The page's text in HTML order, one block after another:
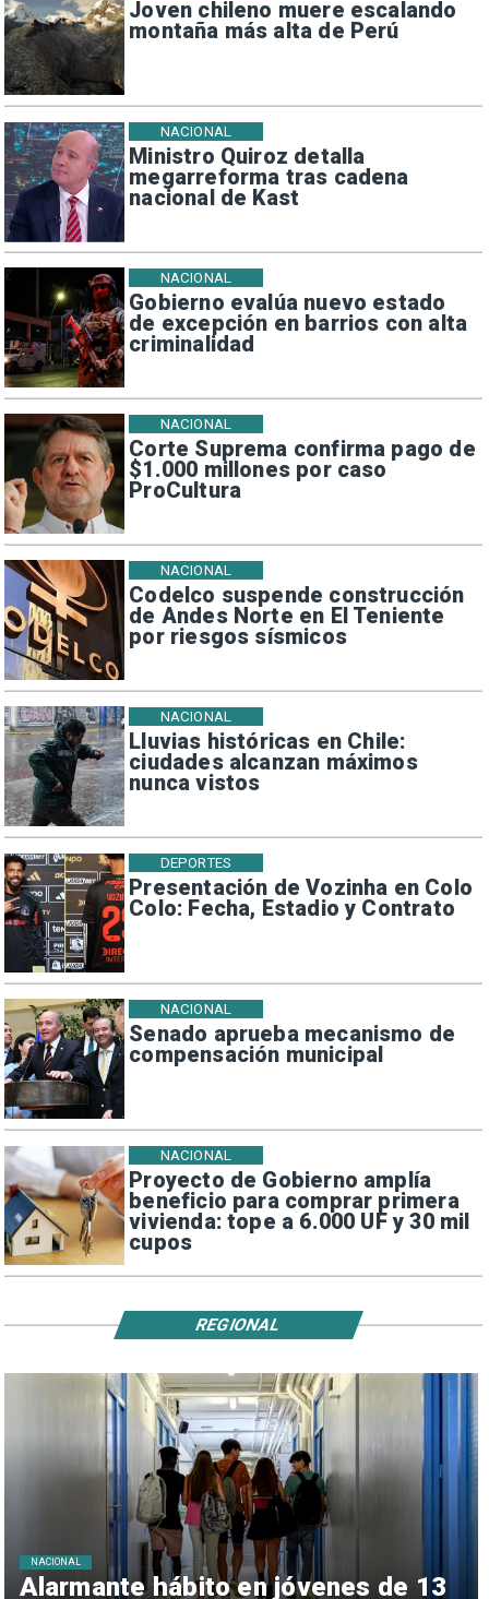
Joven chileno muere escalando
montaña más alta de Perú
Ministro Quiroz detalla
megarreforma tras cadena
nacional de Kast
NACIONAL
Gobierno evalúa nuevo estado
de excepción en barrios con alta
criminalidad
NACIONAL
Corte Suprema confirma pago de
$1.000 millones por caso
ProCultura
NACIONAL
Codelco suspende construcción
de Andes Norte en El Teniente
por riesgos sísmicos
NACIONAL
Lluvias históricas en Chile:
ciudades alcanzan máximos
nunca vistos
NACIONAL
Presentación de Vozinha en Colo
Colo: Fecha, Estadio y Contrato
DEPORTES
Senado aprueba mecanismo de
compensación municipal
NACIONAL
Proyecto de Gobierno amplía
beneficio para comprar primera
vivienda: tope a 6.000 UF y 30 mil
cupos
NACIONAL
Alarmante hábito en jóvenes de 13
NACIONAL
REGIONAL